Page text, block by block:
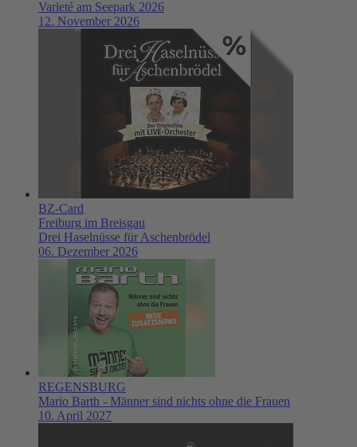
Varieté am Seepark 2026
12. November 2026
BZ-Card
Freiburg im Breisgau
Drei Haselnüsse für Aschenbrödel
06. Dezember 2026
REGENSBURG
Mario Barth - Männer sind nichts ohne die Frauen
10. April 2027